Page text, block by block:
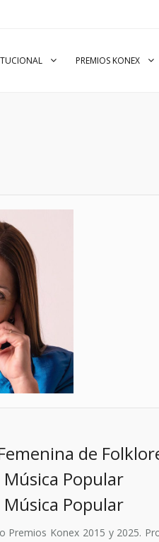
PREMIOS KONEX
de
Popular
Popular
Premios Konex 2015 y 2025.